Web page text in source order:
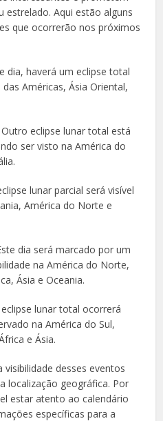
estrelado. Aqui estão alguns
que ocorrerão nos próximos
dia, haverá um eclipse total
Américas, Ásia Oriental,
Outro eclipse lunar total está
ser visto na América do
lunar parcial será visível
América do Norte e
dia será marcado por um
na América do Norte,
Ásia e Oceania.
lunar total ocorrerá
na América do Sul,
e Ásia.
desses eventos
localização geográfica. Por
estar atento ao calendário
específicas para a